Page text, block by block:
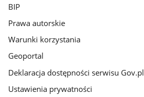
BIP
Prawa autorskie
Warunki korzystania
Geoportal
Deklaracja dostępności serwisu Gov.pl
Ustawienia prywatności